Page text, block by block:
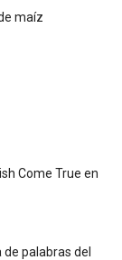
maíz
Come True en
palabras del